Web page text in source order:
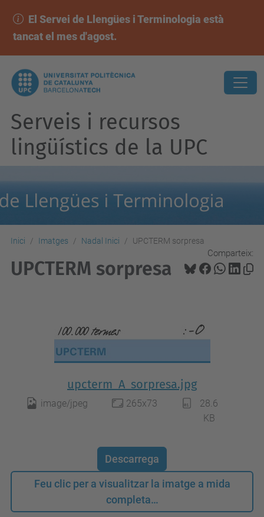
El Servei de Llengües i Terminologia està
tancat el mes d'agost.
Serveis i recursos
lingüístics de la UPC
Inici Imatges Nadal Inici UPCTERM sorpresa
Comparteix:
UPCTERM sorpresa
upcterm_A_sorpresa.jpg
image/jpeg 265x73
28.6
KB
Descarrega
Feu clic per a visualitzar la imatge a mida
completa…